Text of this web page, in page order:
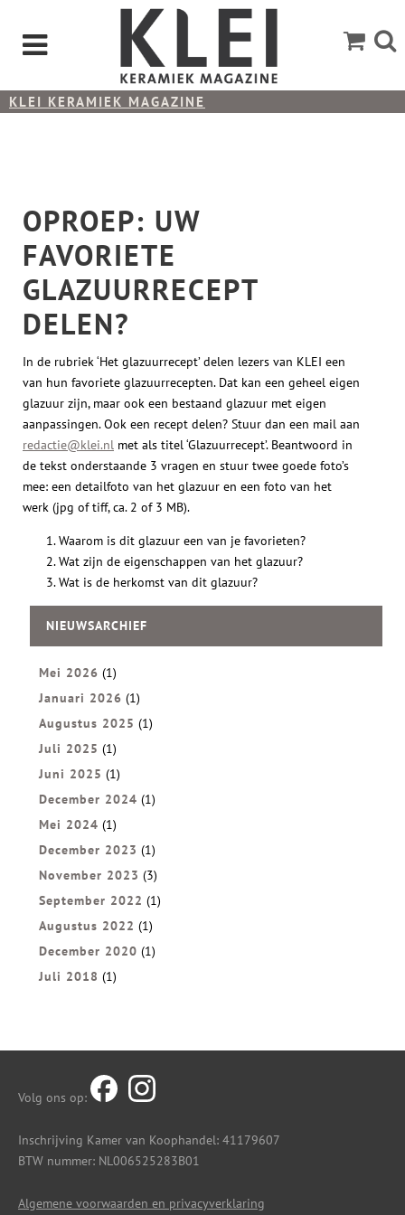
KLEI KERAMIEK MAGAZINE
OPROEP: UW
FAVORIETE
GLAZUURRECEPT
DELEN?
In de rubriek ‘Het glazuurrecept’ delen lezers van KLEI een
van hun favoriete glazuurrecepten. Dat kan een geheel eigen
glazuur zijn, maar ook een bestaand glazuur met eigen
aanpassingen. Ook een recept delen? Stuur dan een mail aan
redactie@klei.nl met als titel ‘Glazuurrecept’. Beantwoord in
de tekst onderstaande 3 vragen en stuur twee goede foto’s
mee: een detailfoto van het glazuur en een foto van het
werk (jpg of tiff, ca. 2 of 3 MB).
Waarom is dit glazuur een van je favorieten?
Wat zijn de eigenschappen van het glazuur?
Wat is de herkomst van dit glazuur?
NIEUWSARCHIEF
Mei 2026 (1)
Januari 2026 (1)
Augustus 2025 (1)
Juli 2025 (1)
Juni 2025 (1)
December 2024 (1)
Mei 2024 (1)
December 2023 (1)
November 2023 (3)
September 2022 (1)
Augustus 2022 (1)
December 2020 (1)
Juli 2018 (1)
Volg ons op:
Inschrijving Kamer van Koophandel: 41179607
BTW nummer: NL006525283B01
Algemene voorwaarden en privacyverklaring